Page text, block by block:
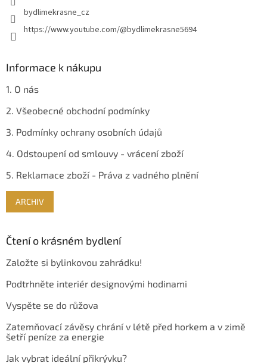
bydlimekrasne_cz
https://www.youtube.com/@bydlimekrasne5694
Informace k nákupu
1. O nás
2. Všeobecné obchodní podmínky
3. Podmínky ochrany osobních údajů
4. Odstoupení od smlouvy - vrácení zboží
5. Reklamace zboží - Práva z vadného plnění
ARCHIV
Čtení o krásném bydlení
Založte si bylinkovou zahrádku!
Podtrhněte interiér designovými hodinami
Vyspěte se do růžova
Zatemňovací závěsy chrání v létě před horkem a v zimě
šetří peníze za energie
Jak vybrat ideální přikrývku?